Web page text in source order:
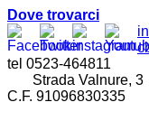
Dove trovarci
tel 0523-464811
Strada Valnure, 3
C.F. 91096830335